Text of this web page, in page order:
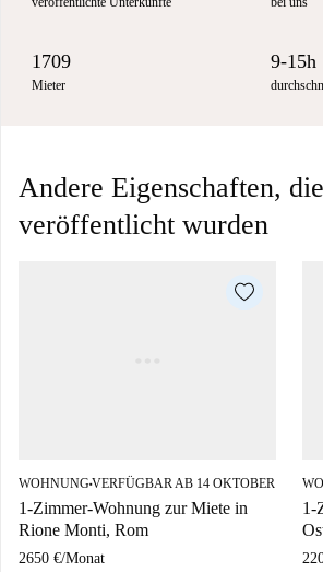
1709
Mieter
9-15h
Andere Eigenschaften,
veröffentlicht wurden
WOHNUNG■VERFÜGBAR AB 14 OKTOBER
1-Zimmer-Wohnung zur Miete in
Rione Monti, Rom
2650 €/Monat
1-